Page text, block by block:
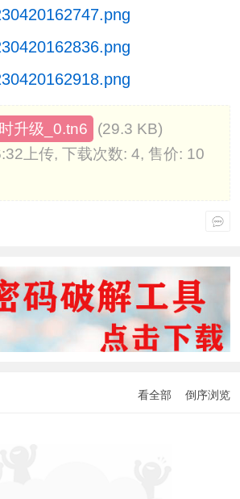
升级_0.tn6
(29.3 KB)
上传, 下载次数: 4, 售价: 10
看全部 倒序浏览